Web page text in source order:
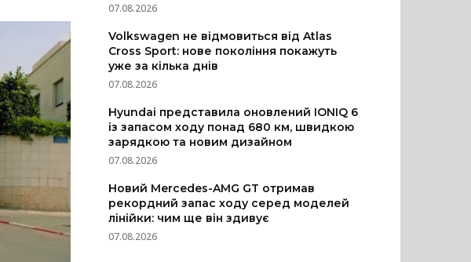
07.08.2026
Volkswagen не відмовиться від Atlas
Cross Sport: нове покоління покажуть
уже за кілька днів
07.08.2026
Hyundai представила оновлений IONIQ 6
із запасом ходу понад 680 км, швидкою
зарядкою та новим дизайном
07.08.2026
Новий Mercedes-AMG GT отримав
рекордний запас ходу серед моделей
лінійки: чим ще він здивує
07.08.2026